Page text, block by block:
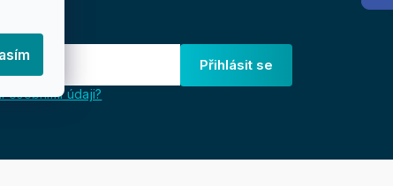
Přihlásit se
osobními údaji?